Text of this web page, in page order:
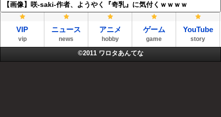
【画像】咲-saki-作者、ようやく『奇乳』に気付くｗｗｗｗ
VIP
vip
ニュース
news
アニメ
hobby
ゲーム
game
YouTube
story
©2011 ワロタあんてな